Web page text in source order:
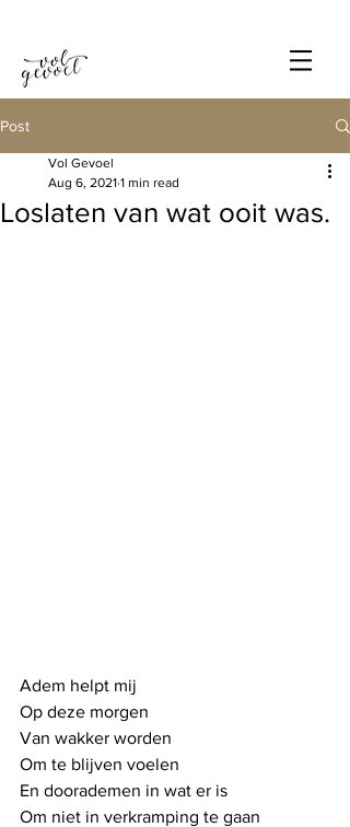
Post
Loslaten van wat ooit was.
Vol Gevoel
Aug 6, 2021 1 min read
Adem helpt mij
Op deze morgen
Van wakker worden
Om te blijven voelen
En doorademen in wat er is
Om niet in verkramping te gaan